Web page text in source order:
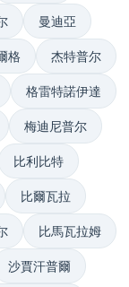
曼迪亞
格 杰特普尔
格雷特諾伊達
梅迪尼普尔
比利比特
比爾瓦拉
比馬瓦拉姆
沙賈汗普爾